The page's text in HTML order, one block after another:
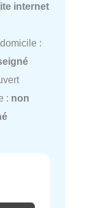
internet
:
: non